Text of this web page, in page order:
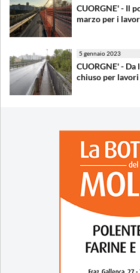
CUORGNE' - Il
marzo per i
5 gennaio 2023
CUORGNE' -
chiuso per